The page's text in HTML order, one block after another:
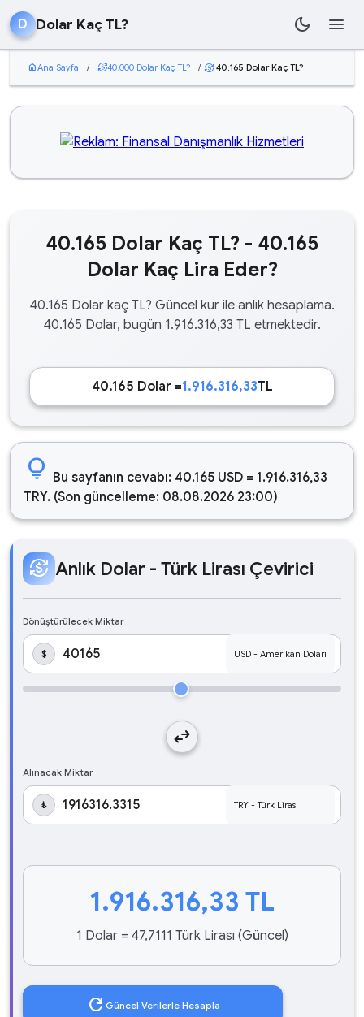
D Dolar Kaç TL? dark_mode menu
homeAna Sayfa / currency_exchange40.000 Dolar Kaç TL? / currency_exchange 40.165 Dolar Kaç TL?
40.165 Dolar Kaç TL? - 40.165
Dolar Kaç Lira Eder?
40.165 Dolar kaç TL? Güncel kur ile anlık hesaplama.
40.165 Dolar, bugün 1.916.316,33 TL etmektedir.
40.165 Dolar =1.916.316,33TL
lightbulb Bu sayfanın cevabı: 40.165 USD = 1.916.316,33
TRY. (Son güncelleme: 08.08.2026 23:00)
currency_exchange Anlık Dolar - Türk Lirası Çevirici
Dönüştürülecek Miktar
$
swap_horiz
Alınacak Miktar
₺
1.916.316,33 TL
1 Dolar = 47,7111 Türk Lirası (Güncel)
refresh Güncel Verilerle Hesapla